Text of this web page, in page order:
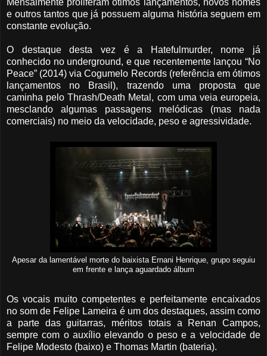
Mensalmente proliferam ótimos lançamentos, novos nomes
e outros tantos que já possuem alguma história seguem em
constante evolução.
O destaque desta vez é a Hatefulmurder, nome já
conhecido no underground, e que recentemente lançou “No
Peace” (2014) via Cogumelo Records (referência em ótimos
lançamentos no Brasil), trazendo uma proposta que
caminha pelo Thrash/Death Metal, com uma veia europeia,
mesclando algumas passagens melódicas (mas nada
comerciais) no meio da velocidade, peso e agressividade.
Apesar da lamentável morte do baixista Ernani Henrique, grupo seguiu
em frente e lança aguardado álbum
Os vocais muito competentes e perfeitamente encaixados
no som de Felipe Lameira é um dos destaques, assim como
a parte das guitarras, méritos totais a Renan Campos,
sempre com o auxílio elevando o peso e a velocidade de
Felipe Modesto (baixo) e Thomas Martin (bateria).